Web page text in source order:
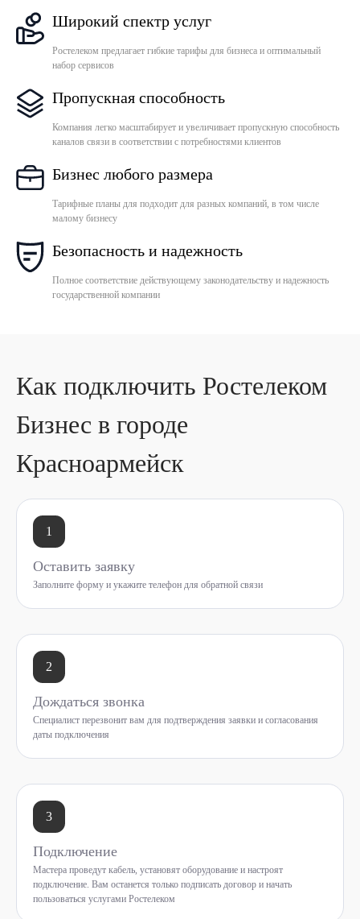
Широкий спектр услуг
Ростелеком предлагает гибкие тарифы для бизнеса и оптимальный
набор сервисов
Пропускная способность
Компания легко масштабирует и увеличивает пропускную способность
каналов связи в соответствии с потребностями клиентов
Бизнес любого размера
Тарифные планы для подходит для разных компаний, в том числе
малому бизнесу
Безопасность и надежность
Полное соответствие действующему законодательству и надежность
государственной компании
Как подключить Ростелеком
Бизнес в городе
Красноармейск
1
Оставить заявку
Заполните форму и укажите телефон для обратной связи
2
Дождаться звонка
Специалист перезвонит вам для подтверждения заявки и согласования
даты подключения
3
Подключение
Мастера проведут кабель, установят оборудование и настроят
подключение. Вам останется только подписать договор и начать
пользоваться услугами Ростелеком